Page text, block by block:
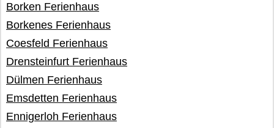
Borken Ferienhaus
Borkenes Ferienhaus
Coesfeld Ferienhaus
Drensteinfurt Ferienhaus
Dülmen Ferienhaus
Emsdetten Ferienhaus
Ennigerloh Ferienhaus